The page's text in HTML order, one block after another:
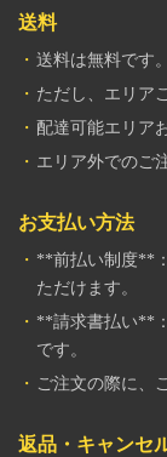
送料
送料は無料です。
ただし、エリア
配達可能エリア
エリア外でのご
お支払い方法
**前払い制度**
ただけます。
**請求書払い**
です。
ご注文の際に、
返品・キャンセ